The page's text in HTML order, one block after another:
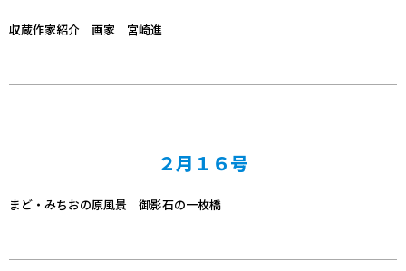
収蔵作家紹介 画家 宮崎進
２月１６号
まど・みちおの原風景 御影石の一枚橋